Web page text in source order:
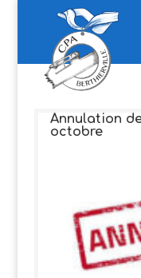
Annulation
octobre